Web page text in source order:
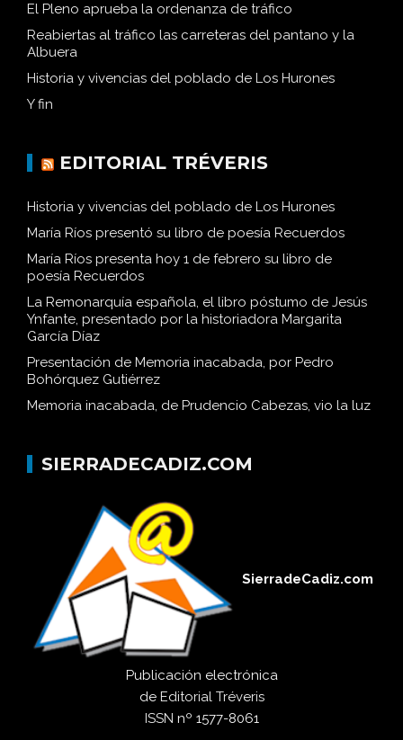
El Pleno aprueba la ordenanza de tráfico
Reabiertas al tráfico las carreteras del pantano y la
Albuera
Historia y vivencias del poblado de Los Hurones
Y fin
EDITORIAL TRÉVERIS
Historia y vivencias del poblado de Los Hurones
María Ríos presentó su libro de poesía Recuerdos
María Ríos presenta hoy 1 de febrero su libro de
poesía Recuerdos
La Remonarquía española, el libro póstumo de Jesús
Ynfante, presentado por la historiadora Margarita
García Díaz
Presentación de Memoria inacabada, por Pedro
Bohórquez Gutiérrez
Memoria inacabada, de Prudencio Cabezas, vio la luz
SIERRADECADIZ.COM
SierradeCadiz.com
Publicación electrónica
de Editorial Tréveris
ISSN nº 1577-8061